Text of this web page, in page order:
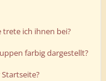
ich ihnen bei?
farbig dargestellt?
Startseite?